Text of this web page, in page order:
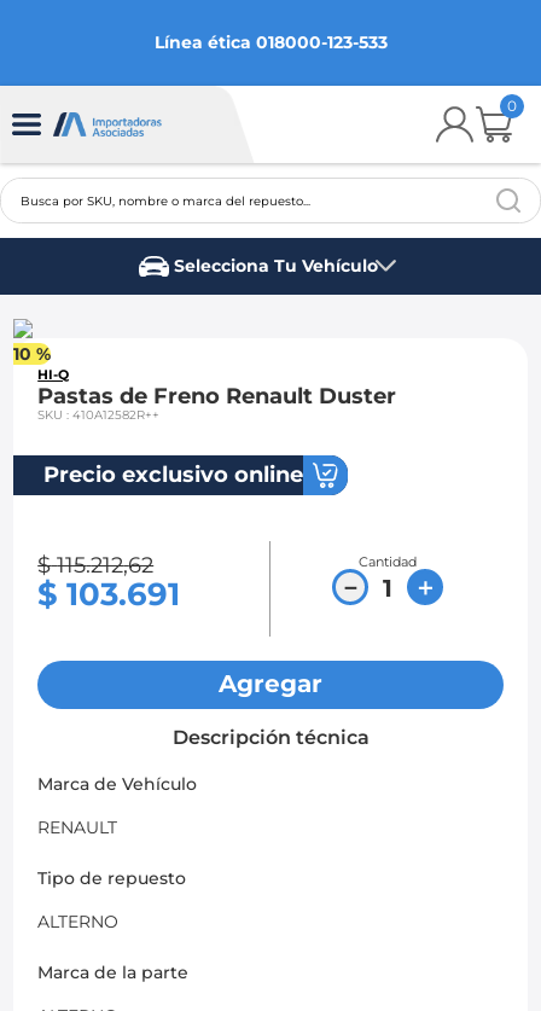
Línea ética 018000-123-533
0
Busca por SKU, nombre o marca del repuesto...
Selecciona Tu Vehículo
10 %
HI-Q
Pastas de Freno Renault Duster
SKU:410A12582R++
Precio exclusivo online
$ 115.212,62
$ 103.691
Cantidad
＋
－
Agregar
Descripción técnica
Marca de Vehículo
RENAULT
Tipo de repuesto
ALTERNO
Marca de la parte
2
3.
spark gt
ford fiesta
5.
optra
6.
mazda 3
chevrolet spark gt
. chevrolet sail